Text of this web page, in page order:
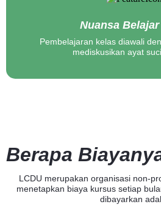
Nuansa
Pembelajaran kelas diawali
mediskusikan ayat
Berapa
LCDU merupakan organisasi non-
menetapkan biaya kursus setiap
dibayarkan